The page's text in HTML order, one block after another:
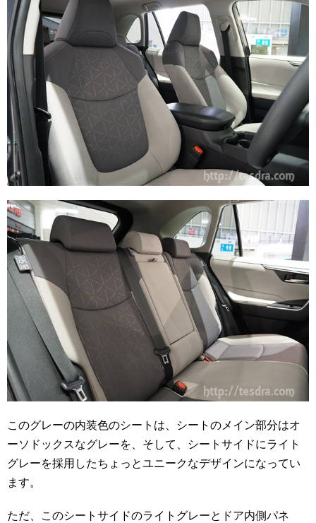
このグレーの内装色のシートは、シートのメイン部分はオ
ーソドックスなグレーを、そして、シートサイドにライト
グレーを採用したちょっとユニークなデザインになってい
ます。
ただ、このシートサイドのライトグレーとドア内側パネ